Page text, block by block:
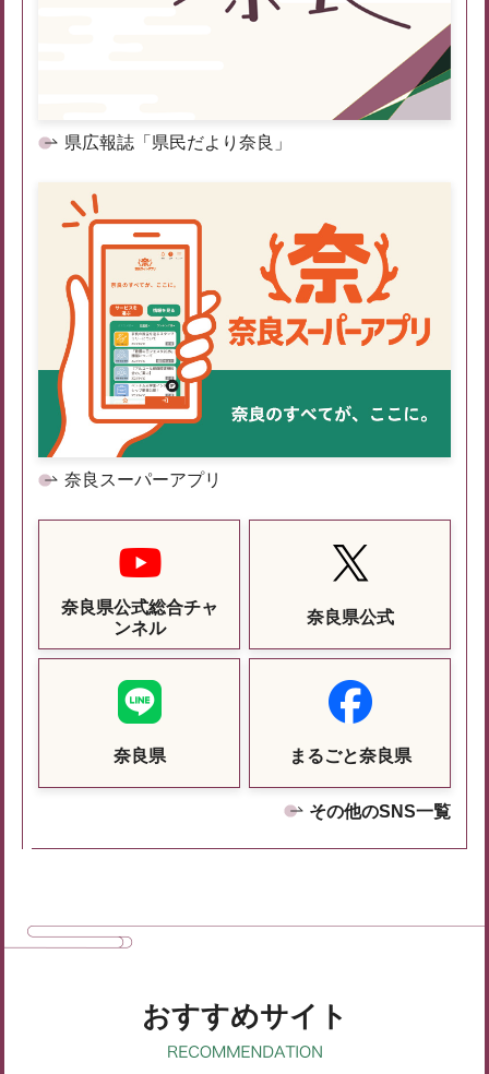
県広報誌「県民だより奈良」
奈良スーパーアプリ
奈良県公式総合チャ
ンネル
奈良県公式
奈良県 まるごと奈良県
その他のSNS一覧
おすすめサイト